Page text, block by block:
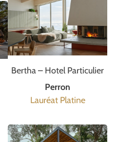
Bertha – Hotel Particulier
Perron
Lauréat Platine